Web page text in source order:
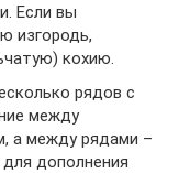
Если вы
изгородь,
кохию.
рядов с
между
а между рядами –
дополнения